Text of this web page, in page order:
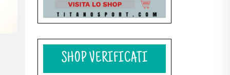
SHOP VERIFICATI